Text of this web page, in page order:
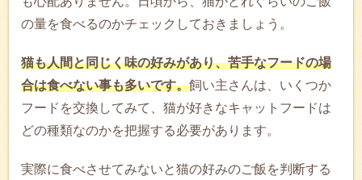
の量を食べるのかチェックしておきましょう。
猫も人間と同じく味の好みがあり、苦手なフードの場
合は食べない事も多いです。飼い主さんは、いくつか
フードを交換してみて、猫が好きなキャットフードは
どの種類なのかを把握する必要があります。
実際に食べさせてみないと猫の好みのご飯を判断する